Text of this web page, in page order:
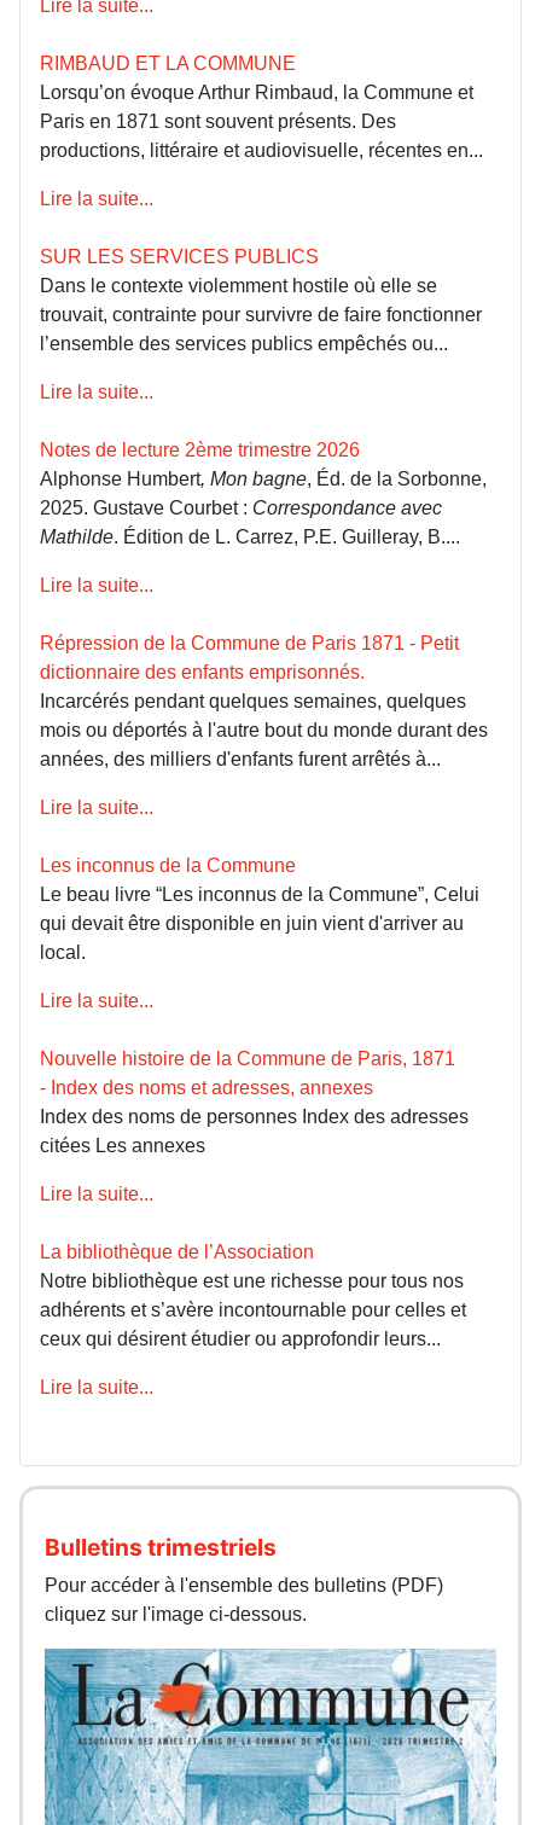
Lire la suite...
RIMBAUD ET LA COMMUNE
Lorsqu’on évoque Arthur Rimbaud, la Commune et
Paris en 1871 sont souvent présents. Des
productions, littéraire et audiovisuelle, récentes en...
Lire la suite...
SUR LES SERVICES PUBLICS
Dans le contexte violemment hostile où elle se
trouvait, contrainte pour survivre de faire fonctionner
l’ensemble des services publics empêchés ou...
Lire la suite...
Notes de lecture 2ème trimestre 2026
Alphonse Humbert, Mon bagne, Éd. de la Sorbonne,
2025. Gustave Courbet : Correspondance avec
Mathilde. Édition de L. Carrez, P.E. Guilleray, B....
Lire la suite...
Répression de la Commune de Paris 1871 - Petit
dictionnaire des enfants emprisonnés.
Incarcérés pendant quelques semaines, quelques
mois ou déportés à l'autre bout du monde durant des
années, des milliers d'enfants furent arrêtés à...
Lire la suite...
Les inconnus de la Commune
Le beau livre “Les inconnus de la Commune”, Celui
qui devait être disponible en juin vient d'arriver au
local.
Lire la suite...
Nouvelle histoire de la Commune de Paris, 1871
- Index des noms et adresses, annexes
Index des noms de personnes Index des adresses
citées Les annexes
Lire la suite...
La bibliothèque de l’Association
Notre bibliothèque est une richesse pour tous nos
adhérents et s’avère incontournable pour celles et
ceux qui désirent étudier ou approfondir leurs...
Lire la suite...
Bulletins trimestriels
Pour accéder à l'ensemble des bulletins (PDF)
cliquez sur l'image ci-dessous.